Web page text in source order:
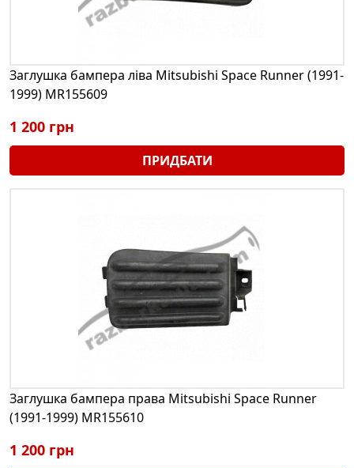
Заглушка бампера ліва Mitsubishi Space Runner (1991-
1999) MR155609
1 200 грн
ПРИДБАТИ
Заглушка бампера права Mitsubishi Space Runner
(1991-1999) MR155610
1 200 грн